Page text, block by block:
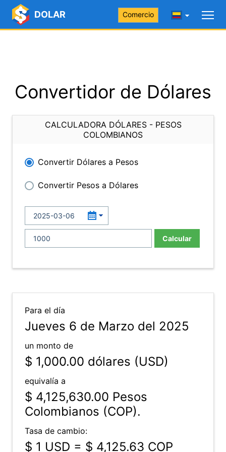
DOLAR Comercio
Convertidor de Dólares
CALCULADORA DÓLARES - PESOS
COLOMBIANOS
Convertir Dólares a Pesos
Convertir Pesos a Dólares
Calcular
Para el día
Jueves 6 de Marzo del 2025
un monto de
$ 1,000.00 dólares (USD)
equivalía a
$ 4,125,630.00 Pesos
Colombianos (COP).
Tasa de cambio:
$ 1 USD = $ 4,125.63 COP